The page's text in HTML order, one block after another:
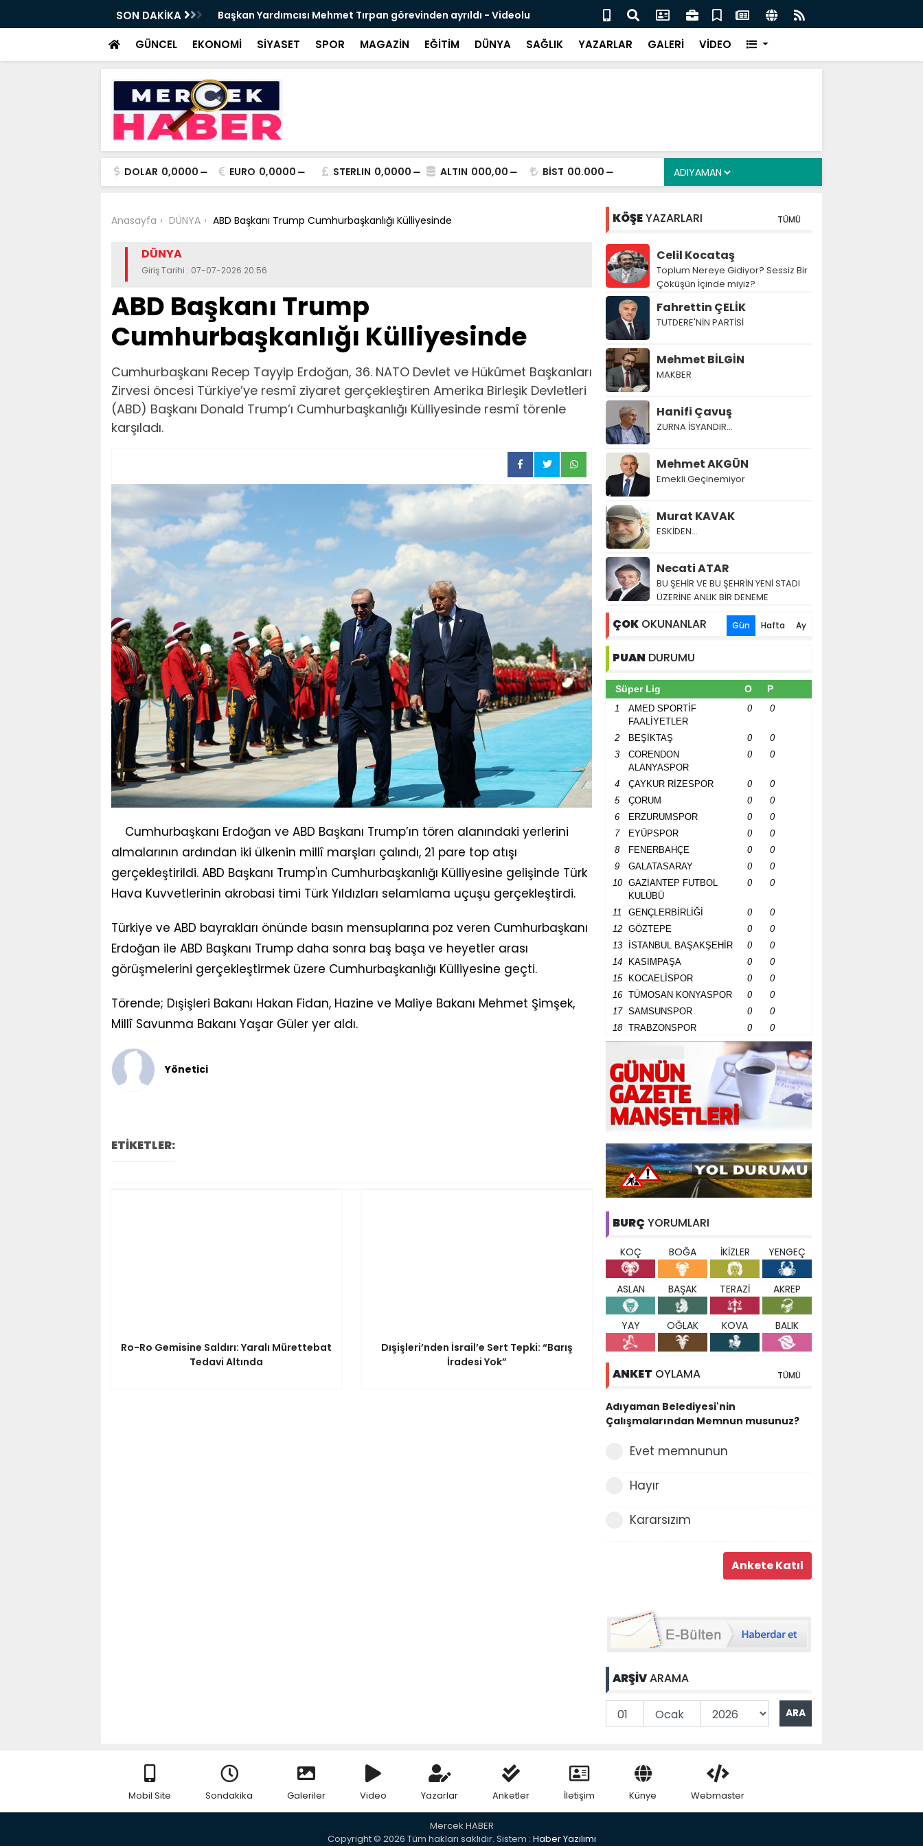
SON DAKİKA
Haftalık Basın Bilgilendirme Toplantısı
Başkan Yardımcısı Mehmet Tırpan görevinden ayrıldı - Videolu
Haber
Cevdet Yılmaz: Nitelikli İnsan Kaynağı İçin Milli Yetkinlik Hamlesi
GÜNCEL EKONOMİ SİYASET SPOR MAGAZİN EĞİTİM DÜNYA SAĞLIK YAZARLAR GALERİ VİDEO
DOLAR 0,0000 EURO 0,0000 STERLIN 0,0000 ALTIN 000,00 BİST 00.000
Anasayfa DÜNYA ABD Başkanı Trump Cumhurbaşkanlığı Külliyesinde
DÜNYA
Giriş Tarihi : 07-07-2026 20:56
ABD Başkanı Trump
Cumhurbaşkanlığı Külliyesinde
Cumhurbaşkanı Recep Tayyip Erdoğan, 36. NATO Devlet ve Hükûmet Başkanları
Zirvesi öncesi Türkiye’ye resmî ziyaret gerçekleştiren Amerika Birleşik Devletleri
(ABD) Başkanı Donald Trump’ı Cumhurbaşkanlığı Külliyesinde resmî törenle
karşıladı.
Cumhurbaşkanı Erdoğan ve ABD Başkanı Trump’ın tören alanındaki yerlerini
almalarının ardından iki ülkenin millî marşları çalındı, 21 pare top atışı
gerçekleştirildi. ABD Başkanı Trump'ın Cumhurbaşkanlığı Külliyesine gelişinde Türk
Hava Kuvvetlerinin akrobasi timi Türk Yıldızları selamlama uçuşu gerçekleştirdi.
Türkiye ve ABD bayrakları önünde basın mensuplarına poz veren Cumhurbaşkanı
Erdoğan ile ABD Başkanı Trump daha sonra baş başa ve heyetler arası
görüşmelerini gerçekleştirmek üzere Cumhurbaşkanlığı Külliyesine geçti.
Törende; Dışişleri Bakanı Hakan Fidan, Hazine ve Maliye Bakanı Mehmet Şimşek,
Millî Savunma Bakanı Yaşar Güler yer aldı.
Yönetici
ETİKETLER:
Ro-Ro Gemisine Saldırı: Yaralı Mürettebat
Tedavi Altında
Dışişleri’nden İsrail’e Sert Tepki: “Barış
İradesi Yok”
KÖŞEYAZARLARI TÜMÜ
Celil Kocataş
Toplum Nereye Gidiyor? Sessiz Bir
Çöküşün İçinde miyiz?
Fahrettin ÇELİK
TUTDERE'NİN PARTİSİ
Mehmet BİLGİN
MAKBER
Hanifi Çavuş
ZURNA İSYANDIR...
Mehmet AKGÜN
Emekli Geçinemiyor
Murat KAVAK
ESKİDEN...
Necati ATAR
BU ŞEHİR VE BU ŞEHRİN YENİ STADI
ÜZERİNE ANLIK BİR DENEME
ÇOK OKUNANLAR Gün Hafta Ay
PUAN DURUMU
Süper Lig O P
1
AMED SPORTİF
FAALİYETLER
0 0
2 BEŞİKTAŞ 0
0
3
CORENDON
ALANYASPOR
0 0
4 ÇAYKUR RİZESPOR 0
0
5
ÇORUM 0
0
6
ERZURUMSPOR 0
0
7
EYÜPSPOR 0
0
8
FENERBAHÇE 0
0
9
GALATASARAY 0
0
10
GAZİANTEP FUTBOL
KULÜBÜ
0 0
11 GENÇLERBİRLİĞİ 0
0
12
GÖZTEPE 0
0
13
İSTANBUL BAŞAKŞEHİR 0
0
14
KASIMPAŞA 0
0
15
KOCAELİSPOR 0
0
16
TÜMOSAN KONYASPOR 0
0
17
SAMSUNSPOR 0
0
18
TRABZONSPOR 0 0
BURÇ YORUMLARI
KOÇ BOĞA İKİZLER YENGEÇ
ASLAN BAŞAK TERAZİ AKREP
YAY OĞLAK KOVA BALIK
ANKET OYLAMA TÜMÜ
Adıyaman Belediyesi'nin
Çalışmalarından Memnun musunuz?
Evet memnunun
Hayır
Kararsızım
ARŞİVARAMA
Mobil Site Sondakika Galeriler Video Yazarlar Anketler İletişim Künye Webmaster
Mercek HABER
Copyright © 2026 Tüm hakları saklıdır. Sistem : Haber Yazılımı